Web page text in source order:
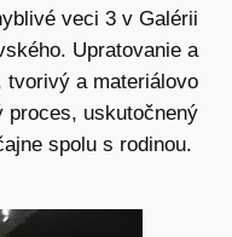
veci 3 v Galérii
Upratovanie a
a materiálovo
proces, uskutočnený
spolu s rodinou.